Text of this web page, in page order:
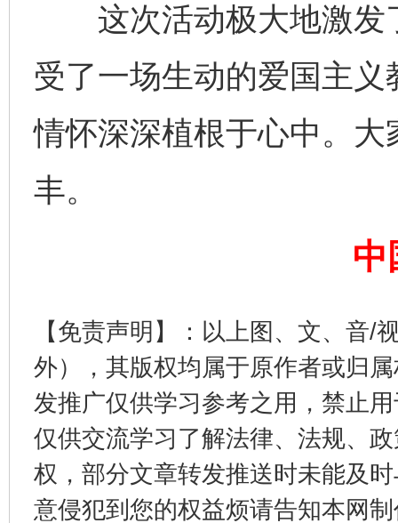
这次活动极大地激发
受了一场生动的爱国主义
情怀深深植根于心中。
丰。
中
【免责声明】：以上图、文、音/
外），其版权均属于原作者或归
发推广仅供学习参考之用，禁止
仅供交流学习了解法律、法规、
权，部分文章转发推送时未能及
意侵犯到您的权益烦请告知本网
完善运行机制助力责任有效落实 一纸欠
东山县通报“牛蛙产品抗生素超标问题” 法